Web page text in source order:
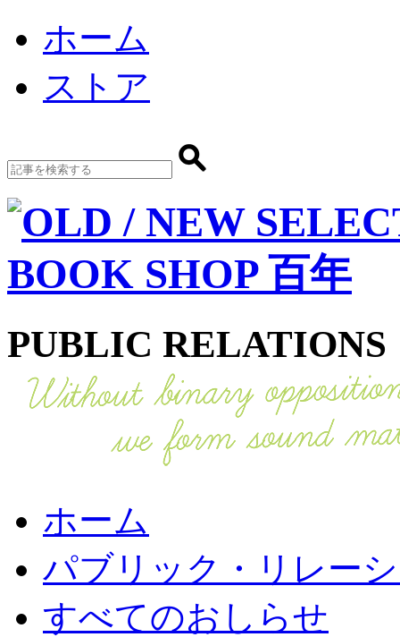
ホーム
ストア
PUBLIC RELATIONS
ホーム
パブリック・リレー
すべてのおしらせ